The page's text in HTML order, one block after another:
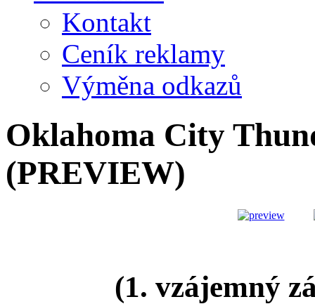
Kontakt
Ceník reklamy
Výměna odkazů
Oklahoma City
(PREVIEW)
(1. vzájemný